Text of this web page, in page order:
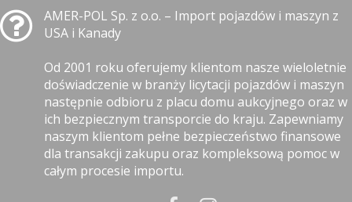
AMER-POL Sp. z o.o. – Import pojazdów i maszyn z
USA i Kanady
Od 2001 roku oferujemy klientom nasze wieloletnie
doświadczenie w branży licytacji pojazdów i maszyn
następnie odbioru z placu domu aukcyjnego oraz w
ich bezpiecznym transporcie do kraju. Zapewniamy
naszym klientom pełne bezpieczeństwo finansowe
dla transakcji zakupu oraz kompleksową pomoc w
całym procesie importu.